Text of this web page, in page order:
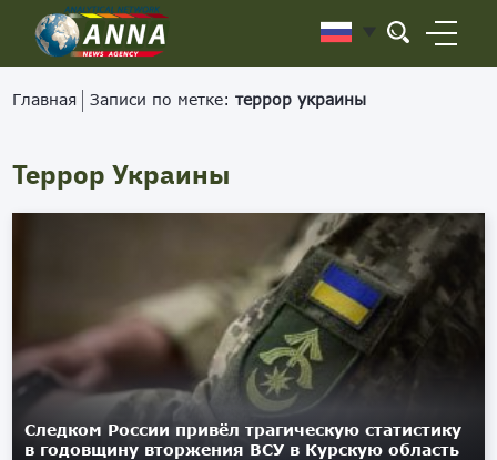
Главная Записи по метке:террор украины
Террор Украины
Следком России привёл трагическую статистику
в годовщину вторжения ВСУ в Курскую область